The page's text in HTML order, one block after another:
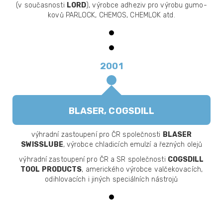
(v současnosti LORD), výrobce adheziv pro výrobu gumo-
kovů PARLOCK, CHEMOS, CHEMLOK atd.
2001
BLASER, COGSDILL
výhradní zastoupení pro ČR společnosti BLASER
SWISSLUBE, výrobce chladicích emulzí a řezných olejů
výhradní zastoupení pro ČR a SR společnosti COGSDILL
TOOL PRODUCTS, amerického výrobce valčekovacích,
odihlovacích i jiných speciálních nástrojů